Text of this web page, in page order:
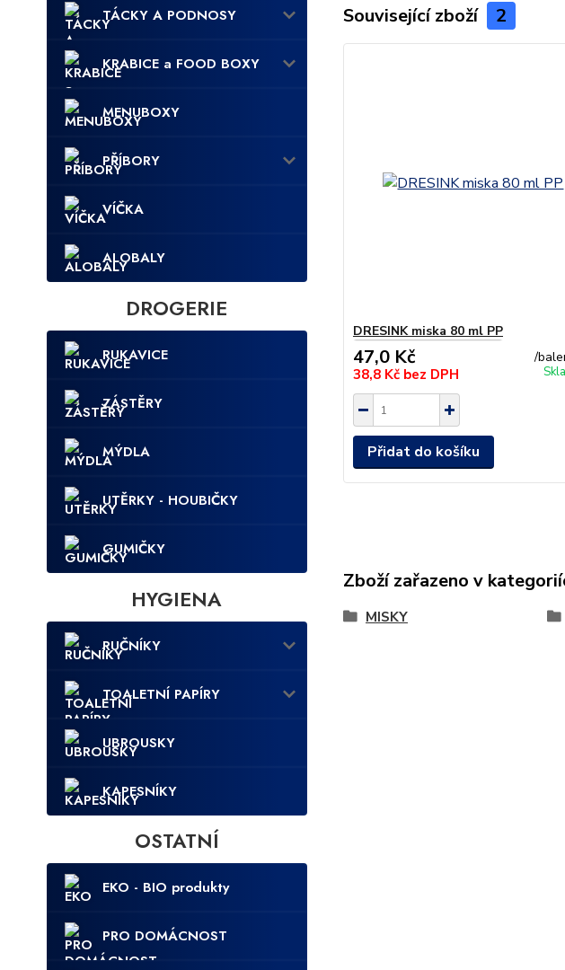
TÁCKY A PODNOSY
KRABICE a FOOD BOXY
MENUBOXY
PŘÍBORY
VÍČKA
ALOBALY
DROGERIE
RUKAVICE
ZÁSTĚRY
MÝDLA
UTĚRKY - HOUBIČKY
GUMIČKY
HYGIENA
RUČNÍKY
TOALETNÍ PAPÍRY
UBROUSKY
KAPESNÍKY
OSTATNÍ
EKO - BIO produkty
PRO DOMÁCNOST
Související zboží 2
DRESINK miska 80 ml PP
47,0 Kč /
38,8 Kč bez DPH
Přidat do košíku
Zboží zařazeno v
MISKY